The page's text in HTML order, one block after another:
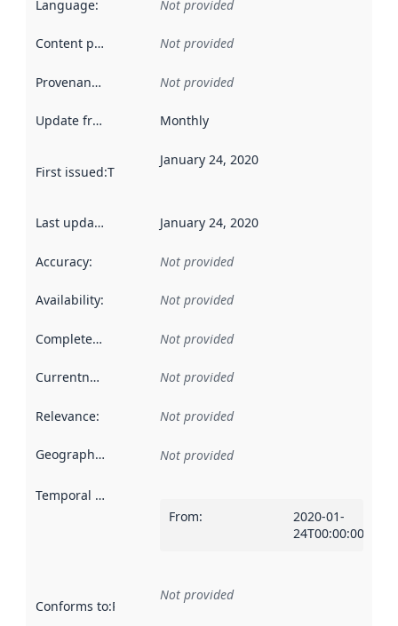
Language: Not provided
Content providers Not provided
Provenance Not provided
Update frequency Monthly
First issued:This date indicates when the data in this
January 24, 2020
Last updated January 24, 2020
Accuracy: Not provided
Availability: Not provided
Completeness Not provided
Currentness Not provided
Relevance: Not provided
Geographical scope Not provided
Temporal scope
From:
2020-01-
24T00:00:00Z
Conforms to:Reference to an implementation rule or other
Not provided